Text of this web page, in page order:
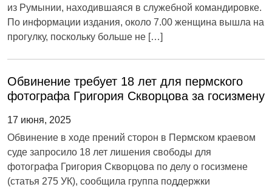
из Румынии, находившаяся в служебной командировке.
По информации издания, около 7.00 женщина вышла на
прогулку, поскольку больше не […]
Обвинение требует 18 лет для пермского
фотографа Григория Скворцова за госизмену
17 июня, 2025
Обвинение в ходе прений сторон в Пермском краевом
суде запросило 18 лет лишения свободы для
фотографа Григория Скворцова по делу о госизмене
(статья 275 УК), сообщила группа поддержки